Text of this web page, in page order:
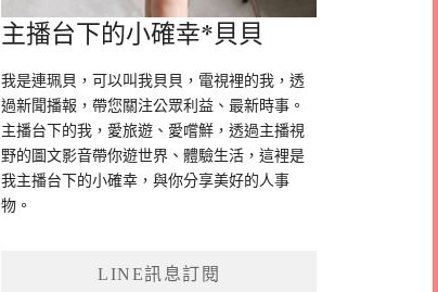
主播台下的小確幸*貝貝
我是連珮貝，可以叫我貝貝，電視裡的我，透
過新聞播報，帶您關注公眾利益、最新時事。
主播台下的我，愛旅遊、愛嚐鮮，透過主播視
野的圖文影音帶你遊世界、體驗生活，這裡是
我主播台下的小確幸，與你分享美好的人事
物。
LINE訊息訂閱